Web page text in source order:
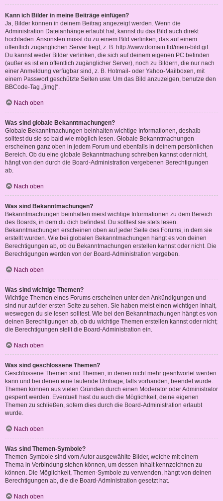
Kann ich Bilder in meine Beiträge einfügen?
Ja, Bilder können in deinem Beitrag angezeigt werden. Wenn die
Administration Dateianhänge erlaubt hat, kannst du das Bild auch direkt
hochladen. Ansonsten musst du zu einem Bild verlinken, das auf einem
öffentlich zugänglichen Server liegt, z. B. http://www.domain.tld/mein-bild.gif.
Du kannst weder Bilder verlinken, die sich auf deinem eigenen PC befinden
(außer es ist ein öffentlich zugänglicher Server), noch zu Bildern, die nur nach
einer Anmeldung verfügbar sind, z. B. Hotmail- oder Yahoo-Mailboxen, mit
einem Passwort geschützte Seiten usw. Um das Bild anzuzeigen, benutze den
BBCode-Tag „[img]“.
Nach oben
Was sind globale Bekanntmachungen?
Globale Bekanntmachungen beinhalten wichtige Informationen, deshalb
solltest du sie so bald wie möglich lesen. Globale Bekanntmachungen
erscheinen ganz oben in jedem Forum und ebenfalls in deinem persönlichen
Bereich. Ob du eine globale Bekanntmachung schreiben kannst oder nicht,
hängt von den durch die Board-Administration vergebenen Berechtigungen
ab.
Nach oben
Was sind Bekanntmachungen?
Bekanntmachungen beinhalten meist wichtige Informationen zu dem Bereich
des Boards, in dem du dich befindest. Du solltest sie stets lesen.
Bekanntmachungen erscheinen oben auf jeder Seite des Forums, in dem sie
erstellt wurden. Wie bei globalen Bekanntmachungen hängt es von deinen
Berechtigungen ab, ob du Bekanntmachungen erstellen kannst oder nicht. Die
Berechtigungen werden von der Board-Administration vergeben.
Nach oben
Was sind wichtige Themen?
Wichtige Themen eines Forums erscheinen unter den Ankündigungen und
sind nur auf der ersten Seite zu sehen. Sie haben meist einen wichtigen Inhalt,
weswegen du sie lesen solltest. Wie bei den Bekanntmachungen hängt es von
deinen Berechtigungen ab, ob du wichtige Themen erstellen kannst oder nicht;
die Berechtigungen stellt die Board-Administration ein.
Nach oben
Was sind geschlossene Themen?
Geschlossene Themen sind Themen, in denen nicht mehr geantwortet werden
kann und bei denen eine laufende Umfrage, falls vorhanden, beendet wurde.
Themen können aus vielen Gründen durch einen Moderator oder Administrator
gesperrt werden. Eventuell hast du auch die Möglichkeit, deine eigenen
Themen zu schließen, sofern dies durch die Board-Administration erlaubt
wurde.
Nach oben
Was sind Themen-Symbole?
Themen-Symbole sind vom Autor ausgewählte Bilder, welche mit einem
Thema in Verbindung stehen können, um dessen Inhalt kennzeichnen zu
können. Die Möglichkeit, Themen-Symbole zu verwenden, hängt von deinen
Berechtigungen ab, die die Board-Administration gesetzt hat.
Nach oben